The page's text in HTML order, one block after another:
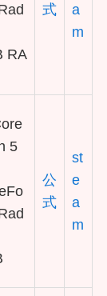
RA
式
a
m
5
公
式
st
e
a
m